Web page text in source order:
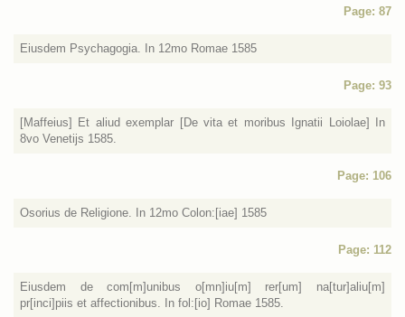
Page: 87
Eiusdem Psychagogia. In 12mo Romae 1585
Page: 93
[Maffeius] Et aliud exemplar [De vita et moribus Ignatii Loiolae] In
8vo Venetijs 1585.
Page: 106
Osorius de Religione. In 12mo Colon:[iae] 1585
Page: 112
Eiusdem de com[m]unibus o[mn]iu[m] rer[um] na[tur]aliu[m]
pr[inci]piis et affectionibus. In fol:[io] Romae 1585.